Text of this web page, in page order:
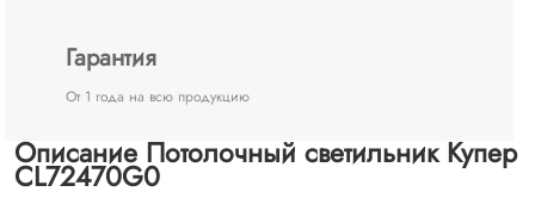
Гарантия
От 1 года на всю продукцию
Описание Потолочный светильник Купер
CL72470G0